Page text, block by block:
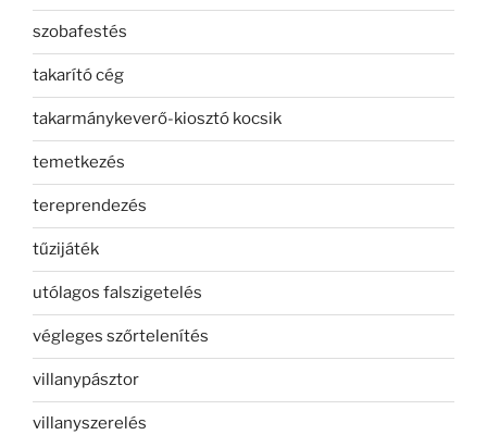
szobafestés
takarító cég
takarmánykeverő-kiosztó kocsik
temetkezés
tereprendezés
tűzijáték
utólagos falszigetelés
végleges szőrtelenítés
villanypásztor
villanyszerelés